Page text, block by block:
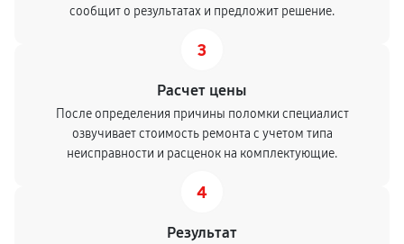
сообщит о результатах и предложит решение.
3
Расчет цены
После определения причины поломки специалист
озвучивает стоимость ремонта с учетом типа
неисправности и расценок на комплектующие.
4
Результат